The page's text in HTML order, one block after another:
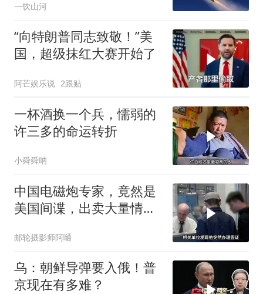
秋天反攻成了笑话
一饮山河
“向特朗普同志致敬！”美
国，超级抹红大赛开始了
阿芒娱乐说 2跟贴
一杯酒换一个兵，懦弱的
许三多的命运转折
小舜舜呐
中国电磁炮专家，竟然是
美国间谍，出卖大量情
邮轮摄影师阿嗵
乌：朝鲜导弹要入俄！普
京现在有多难？